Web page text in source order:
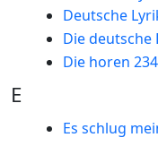
Deutsche
Die
Die horen 234
E
Es schlug